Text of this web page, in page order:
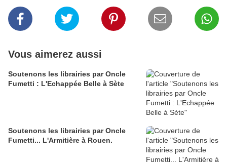
Vous aimerez aussi
Soutenons les librairies par Oncle
Fumetti : L'Echappée Belle à Sète
Soutenons les librairies par Oncle
Fumetti... L'Armitière à Rouen.